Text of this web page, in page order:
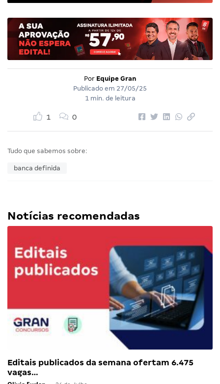
Por Equipe Gran
Publicado em 27/05/25
1 min. de leitura
1 0
Tudo que sabemos sobre:
banca definida
Notícias recomendadas
Editais publicados da semana ofertam 6.475
vagas…